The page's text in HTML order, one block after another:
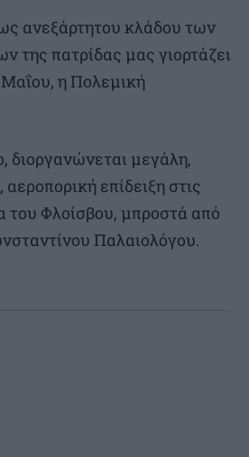
ανεξάρτητου κλάδου των
της πατρίδας μας γιορτάζει
η Πολεμική
διοργανώνεται μεγάλη,
επίδειξη στις
του Φλοίσβου, μπροστά από
Παλαιολόγου.